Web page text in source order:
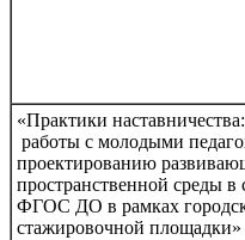
«Практики
работы с молодыми
проектированию
пространственной среды в
ФГОС ДО в рамках
стажировочной площадки»